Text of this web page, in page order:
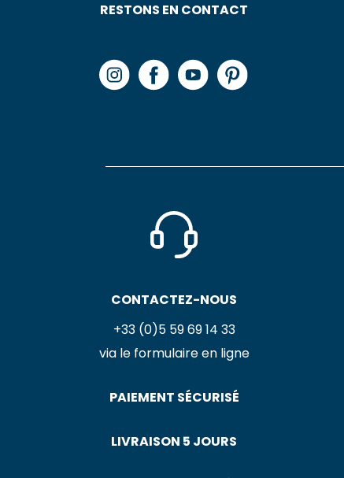
RESTONS EN CONTACT
CONTACTEZ-NOUS
+33 (0)5 59 69 14 33
via le formulaire en ligne
PAIEMENT SÉCURISÉ
LIVRAISON 5 JOURS